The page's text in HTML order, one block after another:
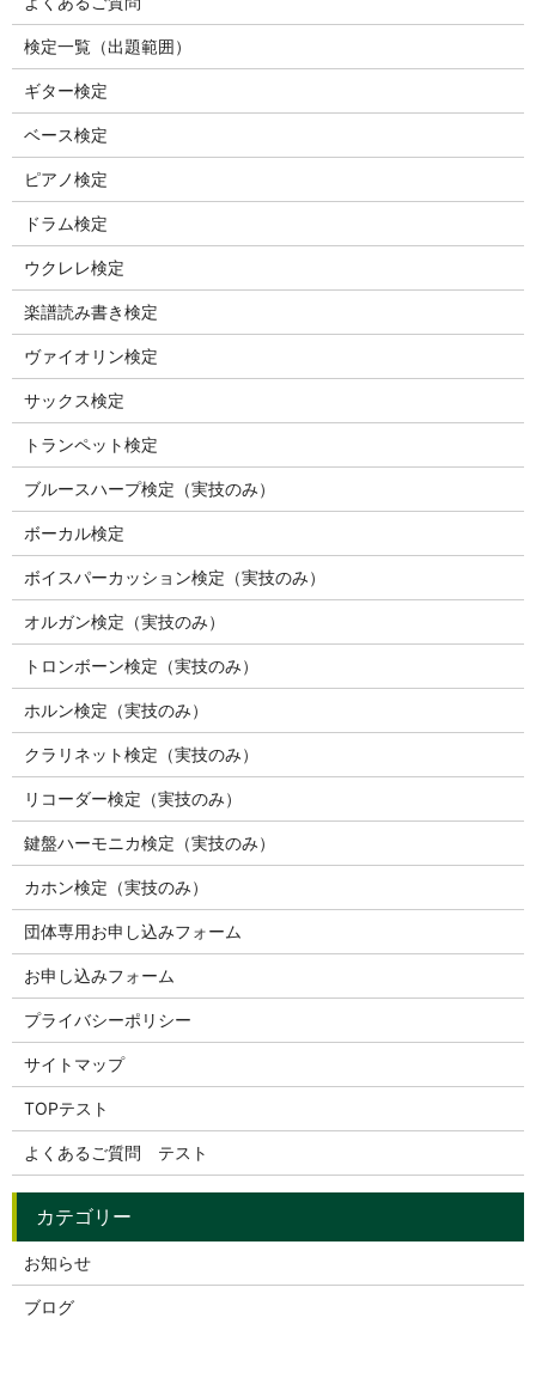
検定一覧（出題範囲）
ギター検定
ベース検定
ピアノ検定
ドラム検定
ウクレレ検定
楽譜読み書き検定
ヴァイオリン検定
サックス検定
トランペット検定
ブルースハープ検定（実技のみ）
ボーカル検定
ボイスパーカッション検定（実技のみ）
オルガン検定（実技のみ）
トロンボーン検定（実技のみ）
ホルン検定（実技のみ）
クラリネット検定（実技のみ）
リコーダー検定（実技のみ）
鍵盤ハーモニカ検定（実技のみ）
カホン検定（実技のみ）
団体専用お申し込みフォーム
お申し込みフォーム
プライバシーポリシー
サイトマップ
TOPテスト
よくあるご質問 テスト
お知らせ
ブログ